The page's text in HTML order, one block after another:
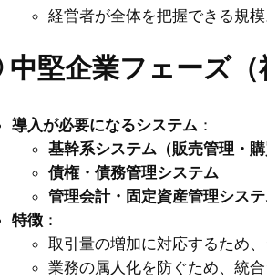
経営者が全体を把握できる規模
堅企業フェーズ（
導入が必要になるシステム ：
基幹系システム（販売管理・購
債権・債務管理システム
管理会計・固定資産管理シス
特徴 ：
取引量の増加に対応するため、
業務の属人化を防ぐため、統合